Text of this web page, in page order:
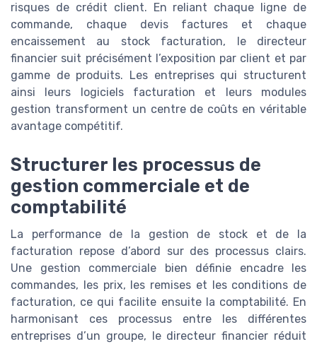
risques de crédit client. En reliant chaque ligne de
commande, chaque devis factures et chaque
encaissement au stock facturation, le directeur
financier suit précisément l’exposition par client et par
gamme de produits. Les entreprises qui structurent
ainsi leurs logiciels facturation et leurs modules
gestion transforment un centre de coûts en véritable
avantage compétitif.
Structurer les processus de
gestion commerciale et de
comptabilité
La performance de la gestion de stock et de la
facturation repose d’abord sur des processus clairs.
Une gestion commerciale bien définie encadre les
commandes, les prix, les remises et les conditions de
facturation, ce qui facilite ensuite la comptabilité. En
harmonisant ces processus entre les différentes
entreprises d’un groupe, le directeur financier réduit